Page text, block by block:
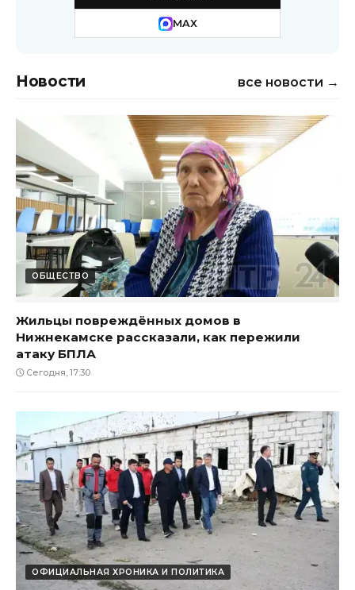
MAX
Новости все новости →
ОБЩЕСТВО
Жильцы повреждённых домов в
Нижнекамске рассказали, как пережили
атаку БПЛА
Сегодня, 17:30
ОФИЦИАЛЬНАЯ ХРОНИКА И ПОЛИТИКА